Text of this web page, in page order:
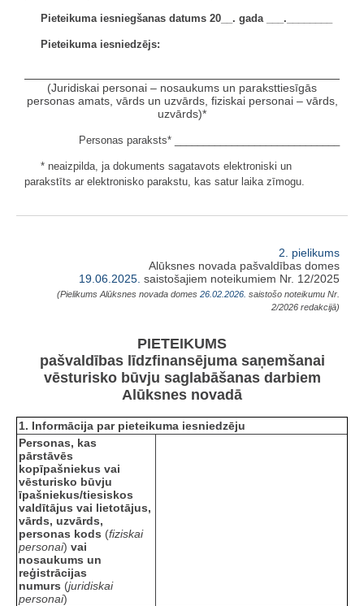
Pieteikuma iesniegšanas datums 20__. gada ___.________
Pieteikuma iesniedzējs:
(Juridiskai personai – nosaukums un paraksttiesīgās
personas amats, vārds un uzvārds, fiziskai personai – vārds,
uzvārds)*
Personas paraksts* _____________________________
* neaizpilda, ja dokuments sagatavots elektroniski un
parakstīts ar elektronisko parakstu, kas satur laika zīmogu.
2. pielikums
Alūksnes novada pašvaldības domes
19.06.2025. saistošajiem noteikumiem Nr. 12/2025
(Pielikums Alūksnes novada domes 26.02.2026. saistošo noteikumu Nr.
2/2026 redakcijā)
PIETEIKUMS
pašvaldības līdzfinansējuma saņemšanai
vēsturisko būvju saglabāšanas darbiem
Alūksnes novadā
1. Informācija par pieteikuma iesniedzēju
Personas, kas
pārstāvēs
kopīpašniekus vai
vēsturisko būvju
īpašniekus/tiesiskos
valdītājus vai lietotājus,
vārds, uzvārds,
personas kods (fiziskai
personai) vai
nosaukums un
reģistrācijas
numurs (juridiskai
personai)